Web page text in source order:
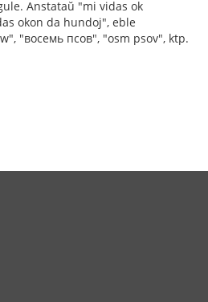
Anstataŭ "mi vidas ok
okon da hundoj", eble
"восемь псов", "osm psov", ktp.